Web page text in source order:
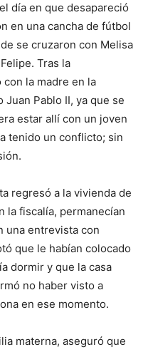
día en que desapareció
en una cancha de fútbol
se cruzaron con Melisa
Tras la
la madre en la
Pablo II, ya que se
estar allí con un joven
tenido un conflicto; sin
regresó a la vivienda de
la fiscalía, permanecían
una entrevista con
que le habían colocado
dormir y que la casa
no haber visto a
en ese momento.
materna, aseguró que